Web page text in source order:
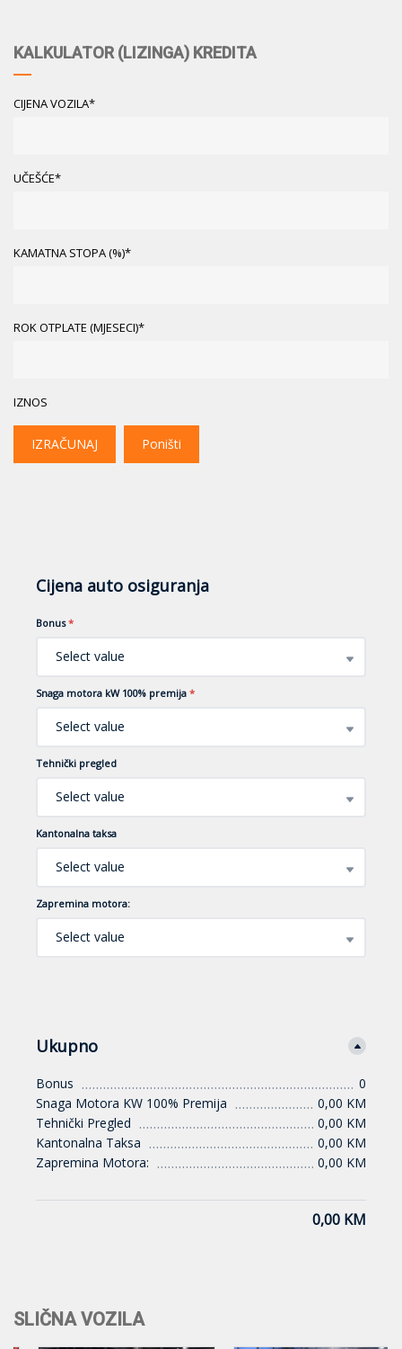
KALKULATOR (LIZINGA) KREDITA
CIJENA VOZILA*
UČEŠĆE*
KAMATNA STOPA (%)*
ROK OTPLATE (MJESECI)*
IZNOS
IZRAČUNAJ Poništi
Cijena auto osiguranja
Bonus *
Select value
Snaga motora kW 100% premija *
Select value
Tehnički pregled
Select value
Kantonalna taksa
Select value
Zapremina motora:
Select value
Ukupno
Bonus
0
Snaga Motora KW 100% Premija
0,00 KM
Tehnički Pregled
0,00 KM
Kantonalna Taksa
0,00 KM
Zapremina Motora:
0,00 KM
0,00 KM
SLIČNA VOZILA